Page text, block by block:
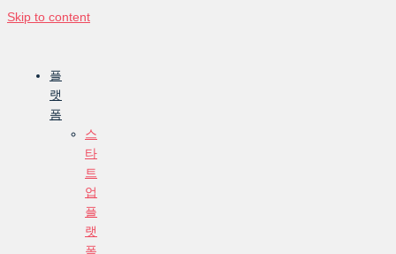
Skip to content
플
랫
폼
스
타
트
업
플
랫
폼